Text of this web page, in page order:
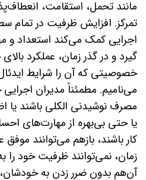
مانند تحمل، استقامت،
تمرکز. افزایش ظرفیت در تمام
اجرایی کمک می‌کند استعداد و
گیرد و در گذر زمان، عملکرد
خصوصیتی که آن را شرایط
می‌نامیم. مطمئناً مدیران
مصرف نوشیدنی الکلی باشند یا
یا حتی بی‌بهره از مهارت‌های
کار باشند، بازهم می‌توانند
زمان، نمی‌توانند ظرفیت خود را
آن‌هم بدون ضرر زدن به خودشان،